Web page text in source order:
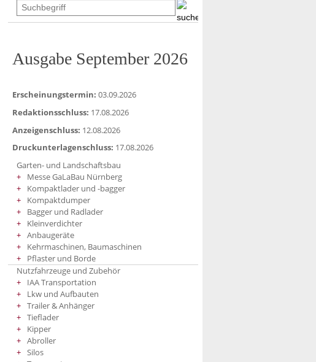
Ausgabe September 2026
Erscheinungstermin: 03.09.2026
Redaktionsschluss: 17.08.2026
Anzeigenschluss: 12.08.2026
Druckunterlagenschluss: 17.08.2026
Garten- und Landschaftsbau
Messe GaLaBau Nürnberg
Kompaktlader und -bagger
Kompaktdumper
Bagger und Radlader
Kleinverdichter
Anbaugeräte
Kehrmaschinen, Baumaschinen
Pflaster und Borde
Nutzfahrzeuge und Zubehör
IAA Transportation
Lkw und Aufbauten
Trailer & Anhänger
Tieflader
Kipper
Abroller
Silos